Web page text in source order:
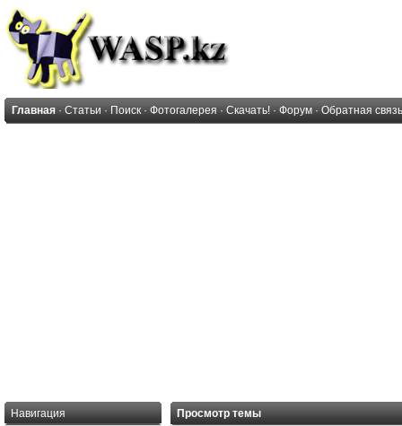
Главная · Статьи · Поиск · Фотогалерея · Скачать! · Форум · Обратная связь
Навигация Просмотр темы